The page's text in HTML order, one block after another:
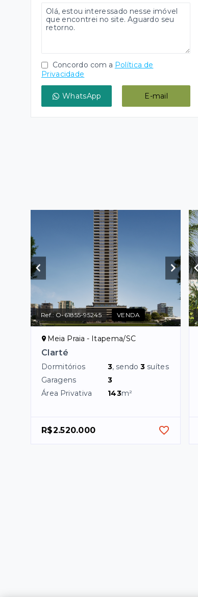
Concordo com a Política de
Privacidade
WhatsApp E-mail
Ref.: O-61855-95245 VENDA
Meia Praia - Itapema/SC
Clarté
Dormitórios 3, sendo3 suítes
Garagens
3
Área Privativa
143m²
R$2.520.000